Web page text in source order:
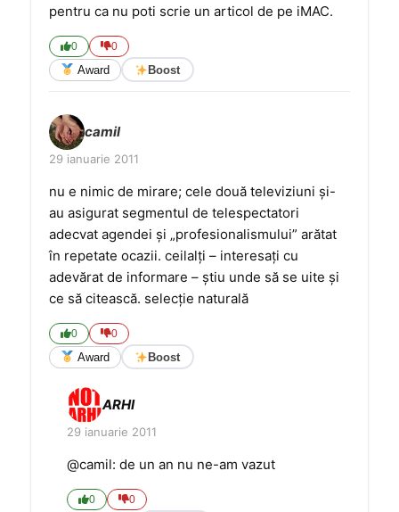
pentru ca nu poti scrie un articol de pe iMAC.
0 0
Award Boost
camil
29 ianuarie 2011
nu e nimic de mirare; cele două televiziuni și-
au asigurat segmentul de telespectatori
adecvat agendei și „profesionalismului” arătat
în repetate ocazii. ceilalți – interesați cu
adevărat de informare – știu unde să se uite și
ce să citească. selecție naturală
0 0
Award Boost
ARHI
29 ianuarie 2011
@camil: de un an nu ne-am vazut
0 0